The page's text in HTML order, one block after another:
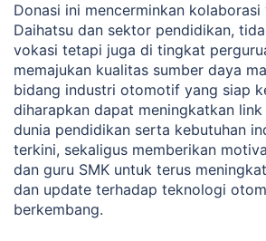
Donasi ini mencerminkan
Daihatsu dan sektor pendidikan,
vokasi tetapi juga di tingkat
memajukan kualitas sumber daya
bidang industri otomotif yang siap
diharapkan dapat meningkatkan
dunia pendidikan serta kebutuhan
terkini, sekaligus memberikan
dan guru SMK untuk terus
dan update terhadap teknologi
berkembang.